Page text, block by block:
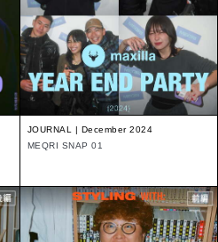
JOURNAL | December 2024
MEQRI SNAP 01